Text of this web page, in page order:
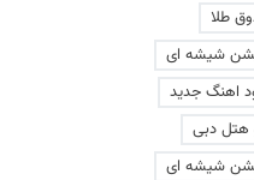
طلا
شیشه ای
اهنگ جدید
هتل دبی
شیشه ای